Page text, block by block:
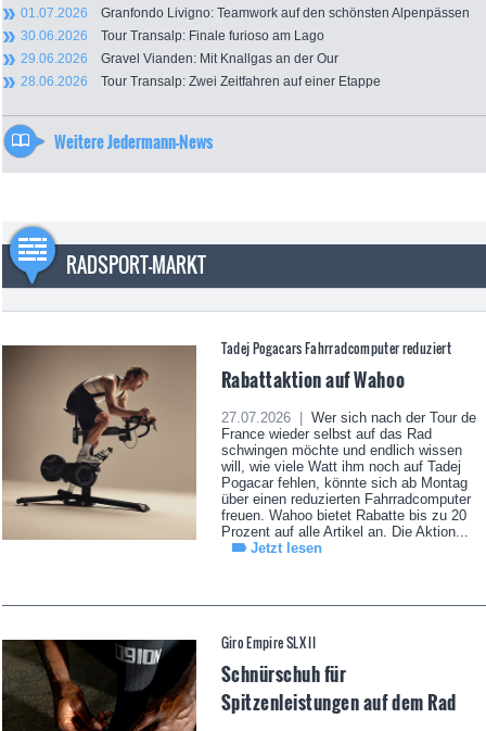
01.07.2026 Granfondo Livigno: Teamwork auf den schönsten Alpenpässen
30.06.2026 Tour Transalp: Finale furioso am Lago
29.06.2026 Gravel Vianden: Mit Knallgas an der Our
28.06.2026 Tour Transalp: Zwei Zeitfahren auf einer Etappe
Weitere Jedermann-News
RADSPORT-MARKT
Tadej Pogacars Fahrradcomputer reduziert
Rabattaktion auf Wahoo
27.07.2026 |
Wer sich nach der Tour de
France wieder selbst auf das Rad
schwingen möchte und endlich wissen
will, wie viele Watt ihm noch auf Tadej
Pogacar fehlen, könnte sich ab Montag
über einen reduzierten Fahrradcomputer
freuen. Wahoo bietet Rabatte bis zu 20
Prozent auf alle Artikel an. Die Aktion...
Jetzt lesen
Giro Empire SLX II
Schnürschuh für
Spitzenleistungen auf dem Rad